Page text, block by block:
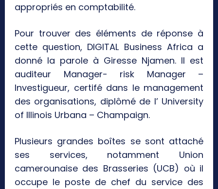
appropriés en comptabilité.
Pour trouver des éléments de réponse à
cette question, DIGITAL Business Africa a
donné la parole à Giresse Njamen. Il est
auditeur Manager- risk Manager –
Investigueur, certifé dans le management
des organisations, diplômé de l’ University
of Illinois Urbana – Champaign.
Plusieurs grandes boîtes se sont attaché
ses services, notamment Union
camerounaise des Brasseries (UCB) où il
occupe le poste de chef du service des